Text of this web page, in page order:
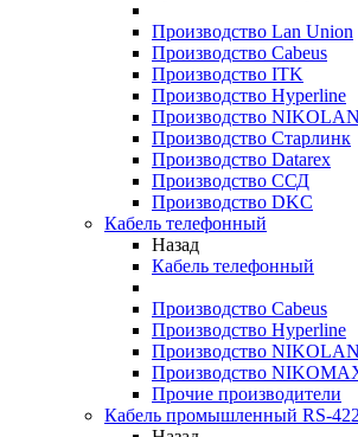
Производство Lan Union
Производство Cabeus
Производство ITK
Производство Hyperline
Производство NIKOLAN
Производство Старлинк
Производство Datarex
Производство ССД
Производство DKC
Кабель телефонный
Назад
Кабель телефонный
Производство Cabeus
Производство Hyperline
Производство NIKOLAN
Производство
Прочие производители
Кабель промышленный RS-